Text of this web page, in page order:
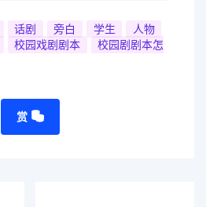
话剧 旁白 学生
人物
校园戏剧剧本
校园剧剧本怎
赏